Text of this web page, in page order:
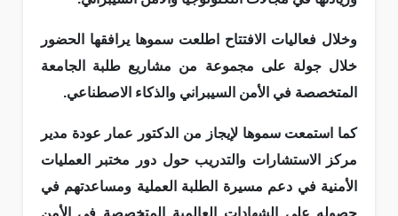
وخلال فعاليات الافتتاح اطلعت سموها يرافقها الحضور
خلال جولة على مجموعة من مشاريع طلبة الجامعة
المتخصصة في الأمن السيبراني والذكاء الاصطناعي.
كما استمعت سموها لإيجاز من الدكتور عمار عودة مدير
مركز الاستشارات والتدريب حول دور مختبر العمليات
الأمنية في دعم مسيرة الطلبة العملية ومساعدتهم في
حصوله على الشهادات العالمية المتخصصة في الأمن